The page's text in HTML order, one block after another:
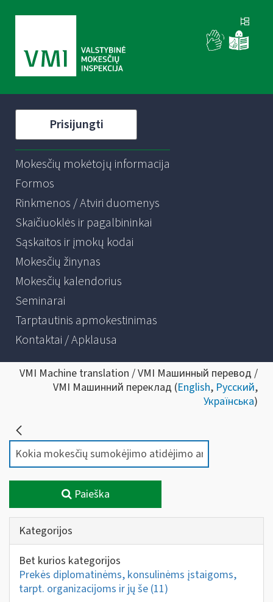
Prisijungti
Mokesčių mokėtojų informacija
Formos
Rinkmenos / Atviri duomenys
Skaičiuoklės ir pagalbininkai
Sąskaitos ir įmokų kodai
Mokesčių žinynas
Mokesčių kalendorius
Seminarai
Tarptautinis apmokestinimas
Kontaktai / Apklausa
VMI Machine translation / VMI Машинный перевод /
VMI Машинний переклад (English, Русский,
Українська)
Paieška
Kategorijos
Bet kurios kategorijos
Prekės diplomatinėms, konsulinėms įstaigoms,
tarpt. organizacijoms ir jų še (11)